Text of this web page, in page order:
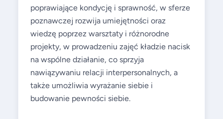
poprawiające kondycję i sprawność, w sferze
poznawczej rozwija umiejętności oraz
wiedzę poprzez warsztaty i różnorodne
projekty, w prowadzeniu zajęć kładzie nacisk
na wspólne działanie, co sprzyja
nawiązywaniu relacji interpersonalnych, a
także umożliwia wyrażanie siebie i
budowanie pewności siebie.